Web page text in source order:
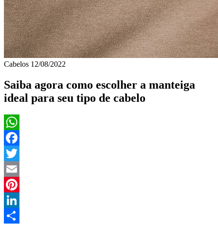
Cabelos 12/08/2022
Saiba agora como escolher a manteiga
ideal para seu tipo de cabelo
WhatsApp
Facebook
Twitter
Email
Pinterest
LinkedIn